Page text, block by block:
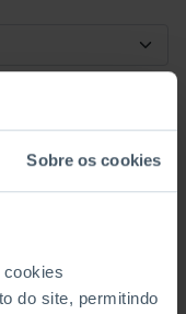
Sobre os cookies
do site, permitindo